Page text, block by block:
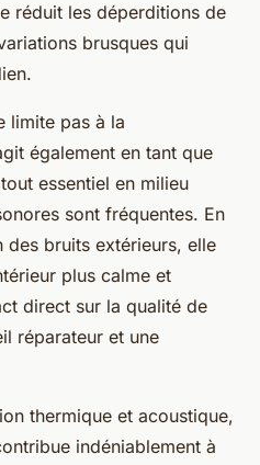
réduit les déperditions de
brusques qui
limite pas à la
également en tant que
essentiel en milieu
sont fréquentes. En
des bruits extérieurs, elle
plus calme et
direct sur la qualité de
réparateur et une
thermique et acoustique,
indéniablement à